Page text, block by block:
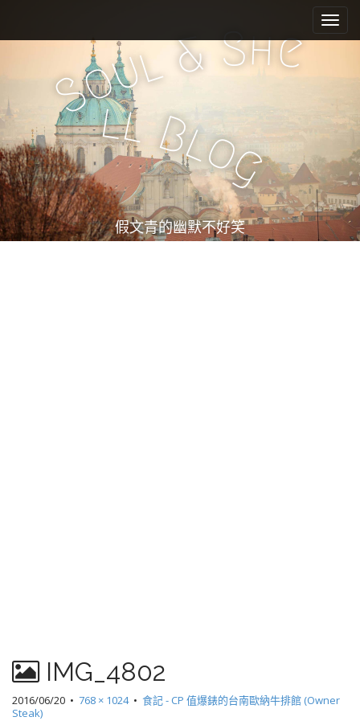
e
n
u
i
c
n
t
e
n
t
S
oul&She
ll Blog
假文青的幽默不好笑
IMG_4802
2016/06/20 • 768 × 1024• 食記 - CP 值爆錶的台南歐納牛排館 (Owner
Steak)